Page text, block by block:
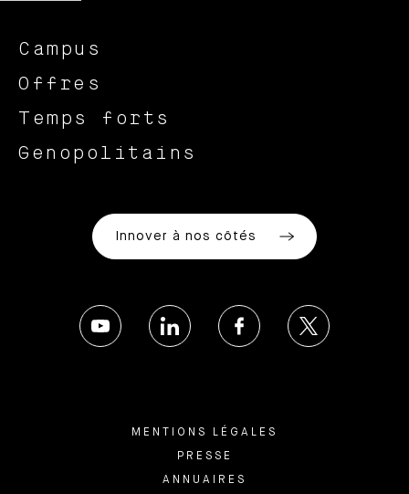
Campus
Offres
Temps forts
Genopolitains
Innover à nos côtés
MENTIONS LÉGALES
PRESSE
ANNUAIRES